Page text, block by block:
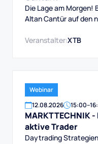
Die Lage am Morgen!
Altan Cantür auf den
Veranstalter:XTB
Webinar
12.08.2026 15:00–
aktive Trader
Daytrading